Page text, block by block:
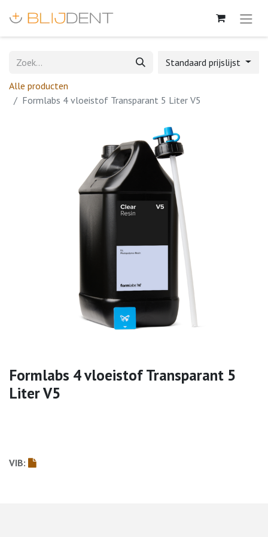
Standaard prijslijst
Alle producten
Formlabs 4 vloeistof Transparant 5 Liter V5
Formlabs 4 vloeistof Transparant 5
Liter V5
VIB: